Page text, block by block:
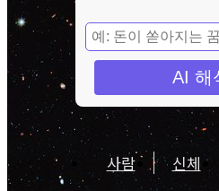
AI 해
사람 신체